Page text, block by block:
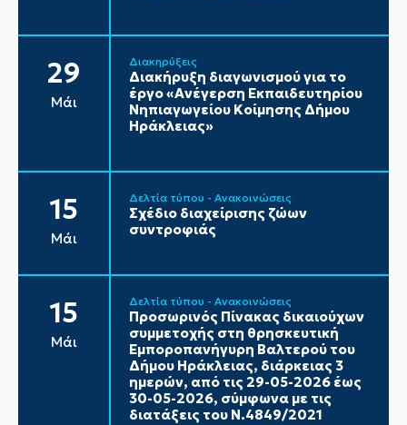
29
Μάι
Διακηρύξεις
Διακήρυξη διαγωνισμού για το
έργο «Ανέγερση Εκπαιδευτηρίου
Νηπιαγωγείου Κοίμησης Δήμου
Ηράκλειας»
15
Μάι
Δελτία τύπου - Ανακοινώσεις
Σχέδιο διαχείρισης ζώων
συντροφιάς
15
Μάι
Δελτία τύπου - Ανακοινώσεις
Προσωρινός Πίνακας δικαιούχων
συμμετοχής στη θρησκευτική
Εμποροπανήγυρη Βαλτερού του
Δήμου Ηράκλειας, διάρκειας 3
ημερών, από τις 29-05-2026 έως
30-05-2026, σύμφωνα με τις
διατάξεις του Ν.4849/2021